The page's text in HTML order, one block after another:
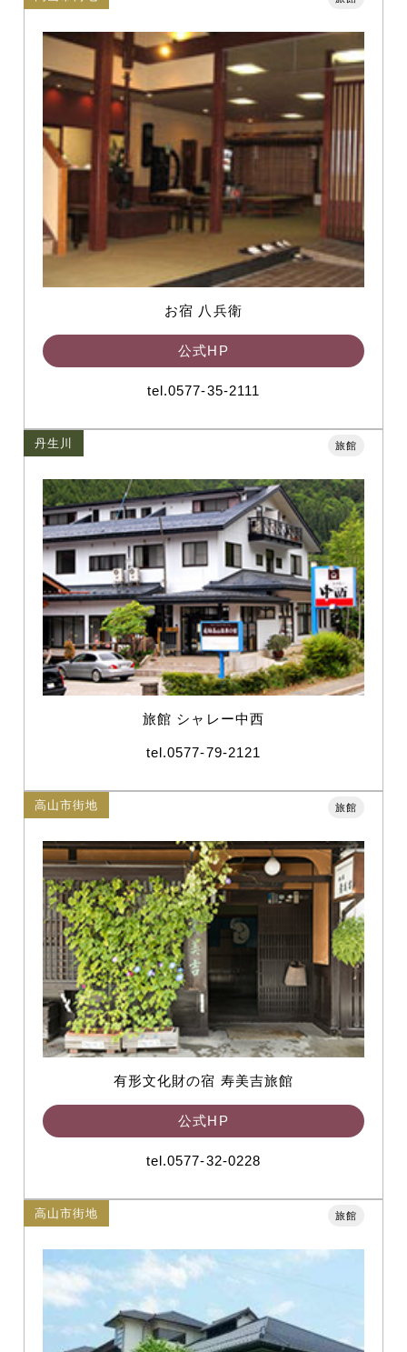
お宿 八兵衛
公式HP
tel.0577-35-2111
丹生川 旅館
旅館 シャレー中西
tel.0577-79-2121
高山市街地 旅館
有形文化財の宿 寿美吉旅館
公式HP
tel.0577-32-0228
高山市街地 旅館